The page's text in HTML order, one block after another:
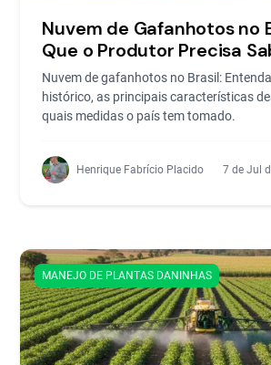
Nuvem de Gafanhotos no
Que o Produtor Precisa
Nuvem de gafanhotos no Brasil:
histórico, as principais características
quais medidas o país tem tomado.
Henrique Fabrício Placido 7 de Jul
MANEJO DE PLANTAS DANINHAS